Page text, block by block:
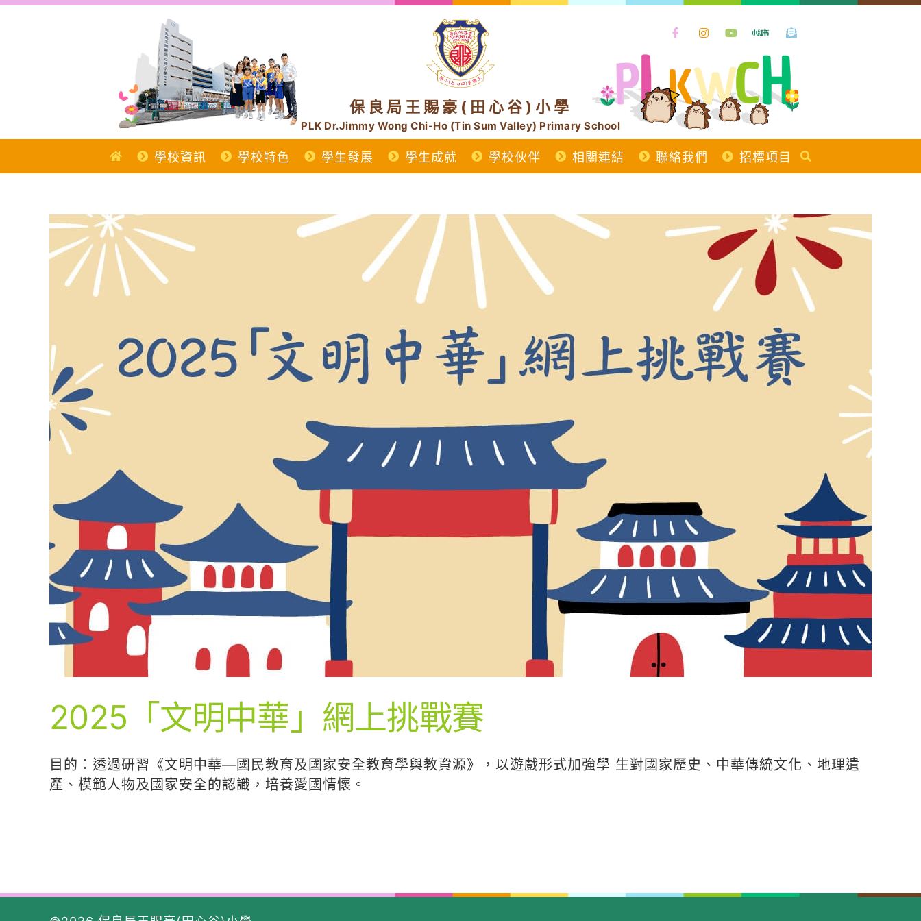
Skip
保良局王賜豪(田心谷)小學
PLK Dr.Jimmy Wong Chi-Ho (Tin Sum Valley) Primary School
學校資訊 學校特色 學生發展 學生成就 學校伙伴 相關連結 聯絡我們 招標項目
2025「文明中華」網上挑戰賽
目的：透過研習《文明中華—國民教育及國家安全教育學與教資源》，以遊戲形式加強學 生對國家歷史、中華傳統文化、地理遺
產、模範人物及國家安全的認識，培養愛國情懷。